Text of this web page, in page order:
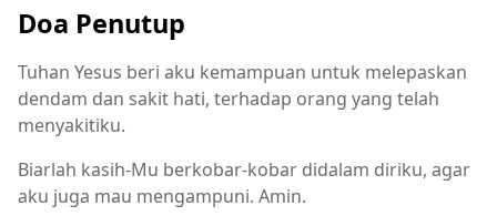
Doa Penutup
Tuhan Yesus beri aku kemampuan untuk melepaskan
dendam dan sakit hati, terhadap orang yang telah
menyakitiku.
Biarlah kasih-Mu berkobar-kobar didalam diriku, agar
aku juga mau mengampuni. Amin.